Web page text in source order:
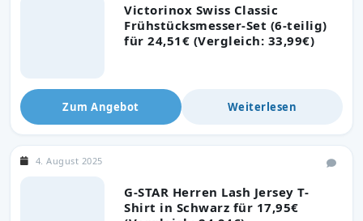
Victorinox Swiss Classic
Frühstücksmesser-Set (6-teilig)
für 24,51€ (Vergleich: 33,99€)
Zum Angebot Weiterlesen
G-STAR Herren Lash Jersey T-
Shirt in Schwarz für 17,95€
4. August 2025